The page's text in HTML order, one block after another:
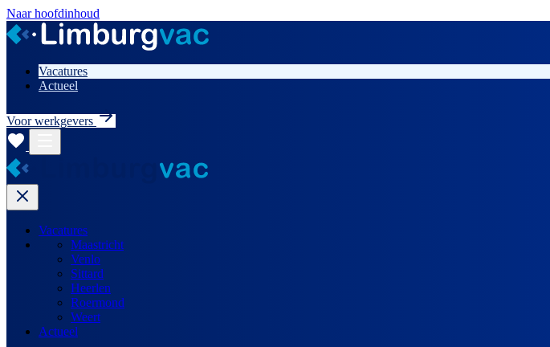
Naar hoofdinhoud
Vacatures
Actueel
Voor werkgevers
Vacatures
Maastricht
Venlo
Sittard
Heerlen
Roermond
Weert
Actueel